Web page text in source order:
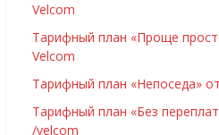
Velcom
Тарифный план «Проще
Velcom
Тарифный план «Непоседа»
Тарифный план «Без
/velcom